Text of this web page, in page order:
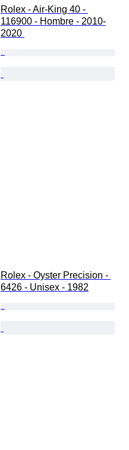
Rolex - Air-King 40 -
116900 - Hombre - 2010-
2020
Rolex - Oyster Precision -
6426 - Unisex - 1982